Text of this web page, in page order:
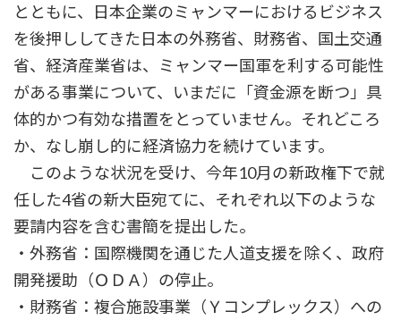
とともに、日本企業のミャンマーにおけるビジネス
を後押ししてきた日本の外務省、財務省、国土交通
省、経済産業省は、ミャンマー国軍を利する可能性
がある事業について、いまだに「資金源を断つ」具
体的かつ有効な措置をとっていません。それどころ
か、なし崩し的に経済協力を続けています。
このような状況を受け、今年10月の新政権下で就
任した4省の新大臣宛てに、それぞれ以下のような
要請内容を含む書簡を提出した。
・外務省：国際機関を通じた人道支援を除く、政府
開発援助（ＯＤＡ）の停止。
・財務省：複合施設事業（Ｙコンプレックス）への